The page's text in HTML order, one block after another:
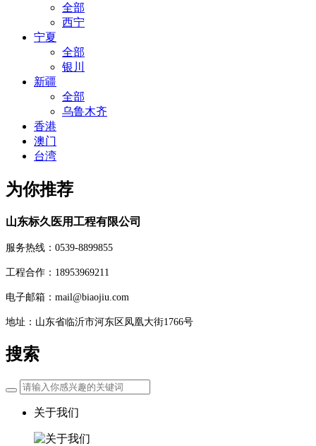
全部
西宁
宁夏
全部
银川
新疆
全部
乌鲁木齐
香港
澳门
台湾
为你推荐
山东标久医用工程有限公司
服务热线：0539-8899855
工程合作：18953969211
电子邮箱：mail@biaojiu.com
地址：山东省临沂市河东区凤凰大街1766号
搜索
关于我们